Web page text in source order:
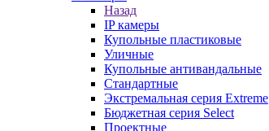
Назад
IP камеры
Купольные пластиковые
Уличные
Купольные антивандальные
Стандартные
Экстремальная серия Extreme
Бюджетная серия Select
Проектные